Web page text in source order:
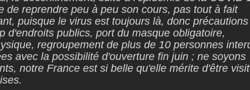
de reprendre peu à peu son cours, pas tout à fait
puisque le virus est toujours là, donc précautions
d'endroits publics, port du masque obligatoire,
regroupement de plus de 10 personnes
avec la possibilité d'ouverture fin juin ; ne soyons
notre France est si belle qu'elle mérite d'être